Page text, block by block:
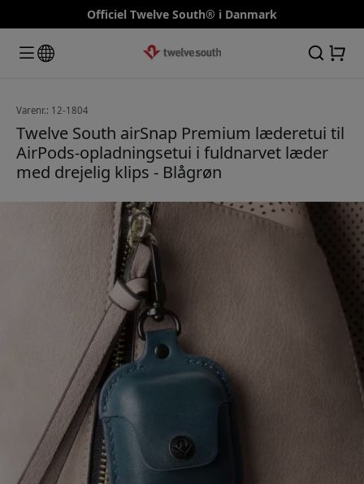
Officiel Twelve South® i Danmark
Varenr.: 12-1804
Twelve South airSnap Premium læderetui til
AirPods-opladningsetui i fuldnarvet læder
med drejelig klips - Blågrøn